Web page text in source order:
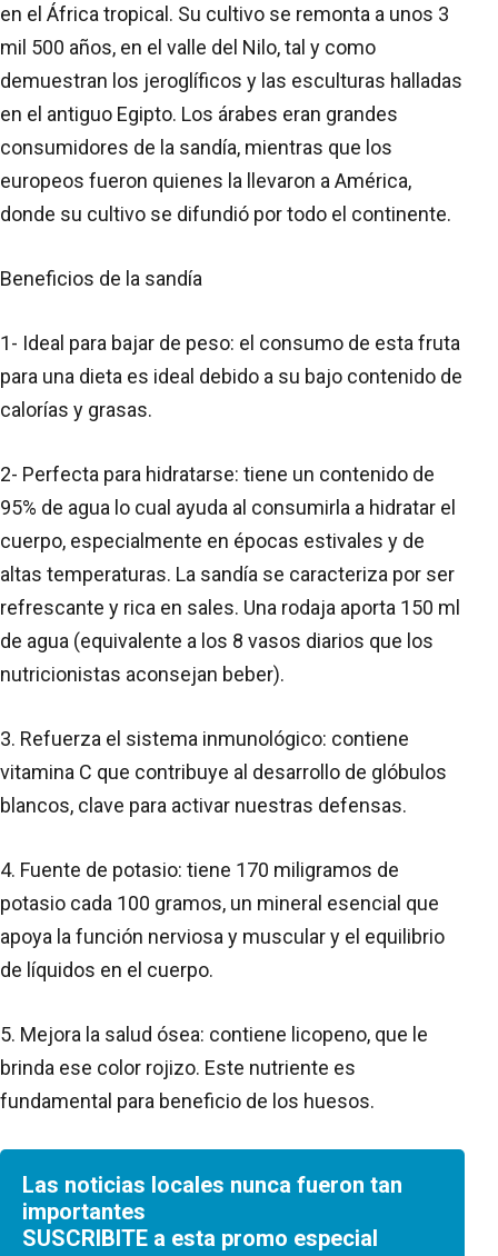
en el África tropical. Su cultivo se remonta a unos 3
mil 500 años, en el valle del Nilo, tal y como
demuestran los jeroglíficos y las esculturas halladas
en el antiguo Egipto. Los árabes eran grandes
consumidores de la sandía, mientras que los
europeos fueron quienes la llevaron a América,
donde su cultivo se difundió por todo el continente.
Beneficios de la sandía
1- Ideal para bajar de peso: el consumo de esta fruta
para una dieta es ideal debido a su bajo contenido de
calorías y grasas.
2- Perfecta para hidratarse: tiene un contenido de
95% de agua lo cual ayuda al consumirla a hidratar el
cuerpo, especialmente en épocas estivales y de
altas temperaturas. La sandía se caracteriza por ser
refrescante y rica en sales. Una rodaja aporta 150 ml
de agua (equivalente a los 8 vasos diarios que los
nutricionistas aconsejan beber).
3. Refuerza el sistema inmunológico: contiene
vitamina C que contribuye al desarrollo de glóbulos
blancos, clave para activar nuestras defensas.
4. Fuente de potasio: tiene 170 miligramos de
potasio cada 100 gramos, un mineral esencial que
apoya la función nerviosa y muscular y el equilibrio
de líquidos en el cuerpo.
5. Mejora la salud ósea: contiene licopeno, que le
brinda ese color rojizo. Este nutriente es
fundamental para beneficio de los huesos.
Las noticias locales nunca fueron tan
importantes
SUSCRIBITE a esta promo especial